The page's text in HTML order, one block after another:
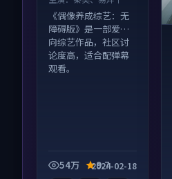
等
《偶像养成综艺：无
障碍版》是一部爱情
向综艺作品，社区讨
论度高，适合配弹幕
观看。
54万 9.7
2024-02-18